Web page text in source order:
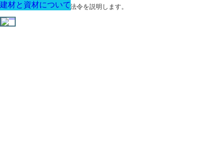
建築に関する用語と関連法令を説明します。
建材と資材について
建材と資材について
建材と資材について
建材と資材について
建材と資材について
建材と資材について
建材と資材について